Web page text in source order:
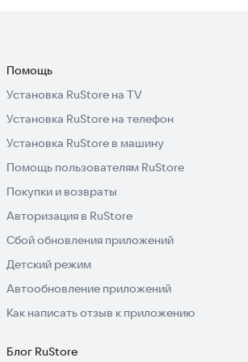
клавиши для
содержит 80
смысла, так как
Помощь
Установка RuStore на TV
Установка RuStore на телефон
Установка RuStore в машину
Помощь пользователям RuStore
Покупки и возвраты
Авторизация в RuStore
Сбой обновления приложений
Детский режим
Автообновление приложений
Как написать отзыв к приложению
Блог RuStore